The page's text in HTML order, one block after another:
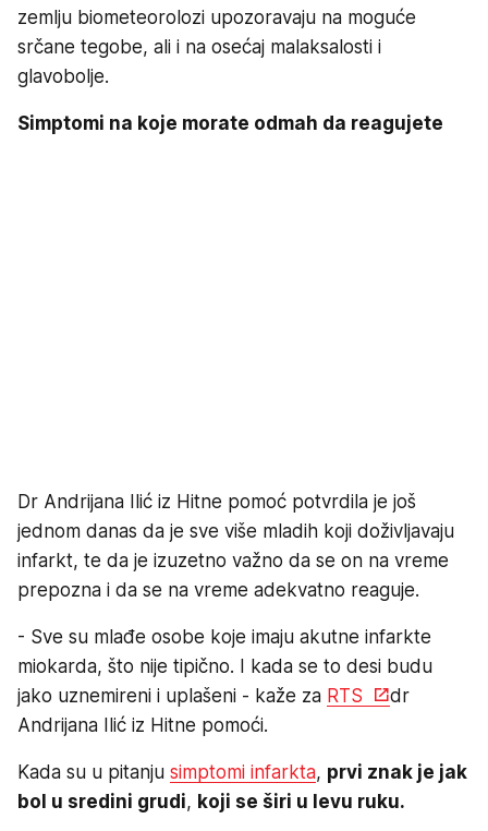
zemlju biometeorolozi upozoravaju na moguće
srčane tegobe, ali i na osećaj malaksalosti i
glavobolje.
Simptomi na koje morate odmah da reagujete
Dr Andrijana Ilić iz Hitne pomoć potvrdila je još
jednom danas da je sve više mladih koji doživljavaju
infarkt, te da je izuzetno važno da se on na vreme
prepozna i da se na vreme adekvatno reaguje.
- Sve su mlađe osobe koje imaju akutne infarkte
miokarda, što nije tipično. I kada se to desi budu
jako uznemireni i uplašeni - kaže za RTS
dr
Andrijana Ilić iz Hitne pomoći.
Kada su u pitanju simptomi infarkta, prvi znak je jak
bol u sredini grudi, koji se širi u levu ruku.